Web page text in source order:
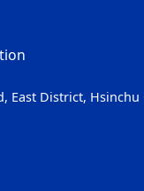
East District, Hsinchu